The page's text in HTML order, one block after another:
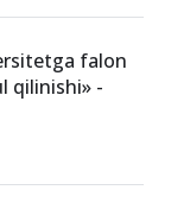
falon
qilinishi» -